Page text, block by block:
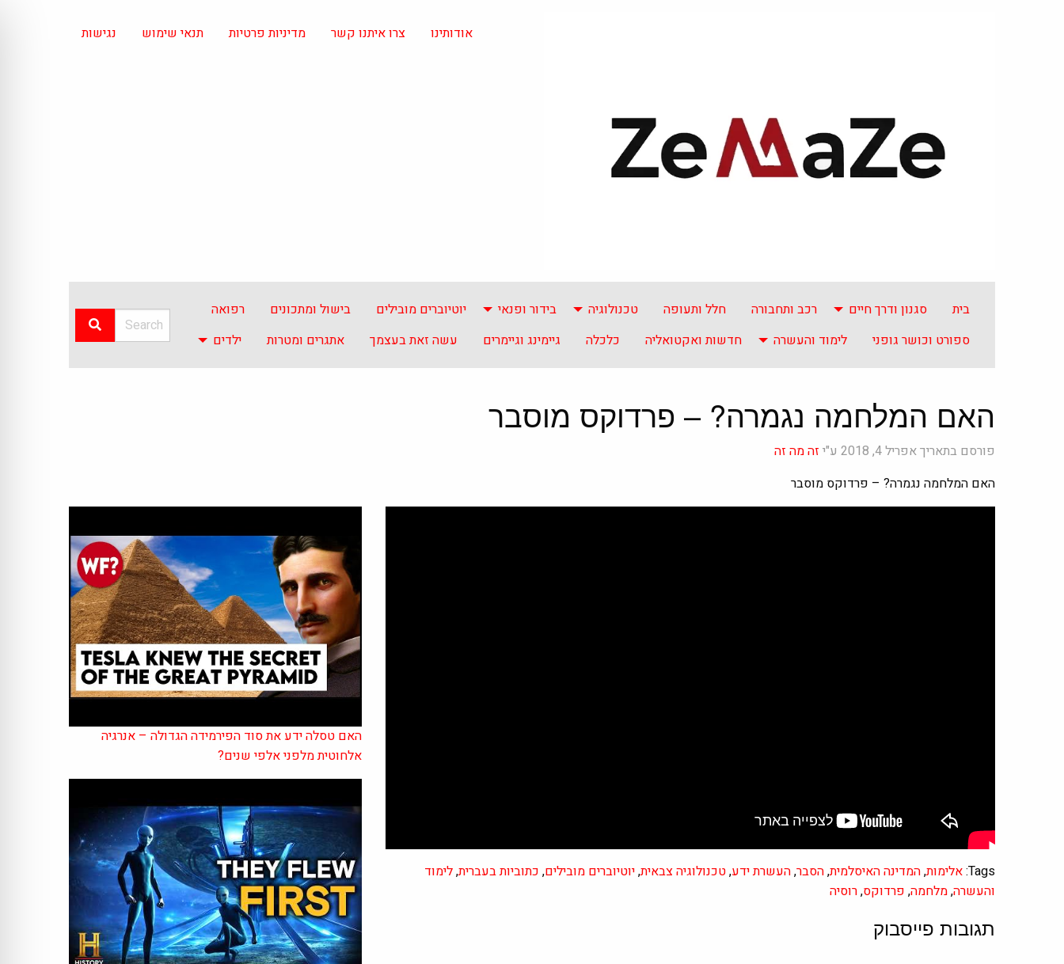
אודותינו צרו איתנו קשר מדיניות פרטיות תנאי שימוש נגישות
בית סגנון ודרך חיים רכב ותחבורה חלל ותעופה טכנולוגיה בידור ופנאי יוטיוברים מובילים בישול ומתכונים
רפואה
ספורט וכושר גופני
לימוד והעשרה חדשות ואקטואליה כלכלה גיימינג וגיימרים עשה זאת בעצמך אתגרים ומטרות ילדים
האם המלחמה נגמרה? – פרדוקס מוסבר
פורסם בתאריך אפריל 4, 2018 ע"י
זה מה זה
האם המלחמה נגמרה? – פרדוקס מוסבר
Tags: אלימות,המדינה האיסלמית,הסבר,העשרת ידע,טכנולוגיה צבאית,יוטיוברים מובילים, כתוביות בעברית,לימוד
והעשרה,מלחמה, פרדוקס,רוסיה
תגובות פייסבוק
האם טסלה ידע את סוד הפירמידה הגדולה – אנרגיה
אלחוטית מלפני אלפי שנים?